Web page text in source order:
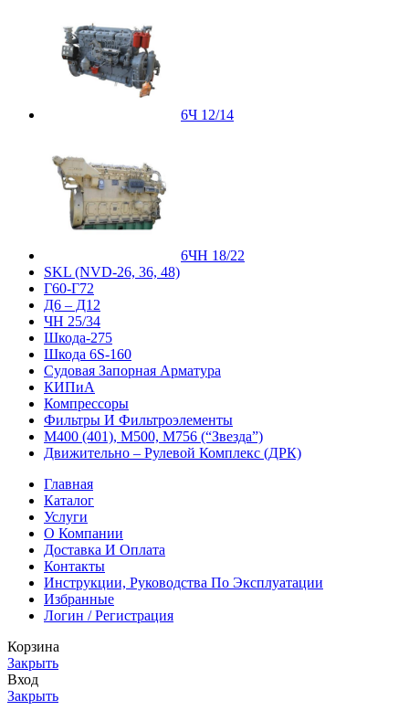
6Ч 12/14
6ЧН 18/22
SKL (NVD-26, 36, 48)
Г60-Г72
Д6 – Д12
ЧН 25/34
Шкода-275
Шкода 6S-160
Судовая Запорная Арматура
КИПиА
Компрессоры
Фильтры И Фильтроэлементы
М400 (401), М500, М756 (“Звезда”)
Движительно – Рулевой Комплекс (ДРК)
Главная
Каталог
Услуги
О Компании
Доставка И Оплата
Контакты
Инструкции, Руководства По Эксплуатации
Избранные
Логин / Регистрация
Корзина
Закрыть
Вход
Закрыть